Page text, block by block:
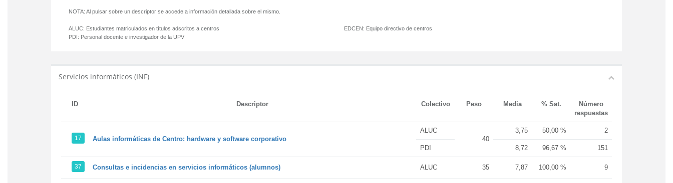
NOTA: Al pulsar sobre un descriptor se accede a información detallada sobre el mismo.
ALUC: Estudiantes matriculados en títulos adscritos a centros
PDI: Personal docente e investigador de la UPV
EDCEN: Equipo directivo de centros
Servicios informáticos (INF)
ID Descriptor Colectivo Peso Media % Sat.
Número
respuestas
17 Aulas informáticas de Centro: hardware y software corporativo
ALUC
40
3,75 50,00 % 2
PDI 8,72 96,67 % 151
37 Consultas e incidencias en servicios informáticos (alumnos) ALUC 35 7,87 100,00 % 9